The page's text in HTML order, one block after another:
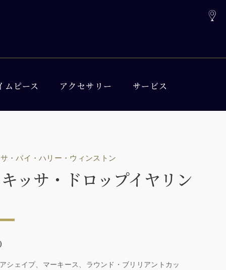
ムピース アクセサリー サービス
・バイ・ハリー・ウィンストン
ッサ・ドロップイヤリン
シェイプ、マーキース、ラウンド・ブリリアントカッ